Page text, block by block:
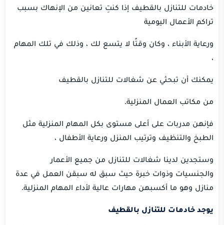
خادمات للتنازل بالقطيف إذا كنتِ تعانين من الإنهاك بسبب
تراكم الأعمال اليومية
ورعاية الأبناء ، وكان وقتًا لا يتسع لك ، وذلك في تلك المهام
،
يمكنك أن تبحثي عن شغالات للتنازل بالقطيف
من مكاتب العمال المنزلية.
فإنهن مدربات على أعلى مستوى بكل المهام المنزلية مثل
الطبخ والتنظيف وترتيب المنزل ورعاية الأطفال ،
وستجدين لدينا شغالات للتنازل من جميع الأعمار
والجنسيات وذوات خبرة حيث سبق له سبقن العمل في عدة
منازل وهو ما أكسبهن مهارات عالية لأداء المهام المنزلية.
يوجد خادمات للتنازل بالقطيف